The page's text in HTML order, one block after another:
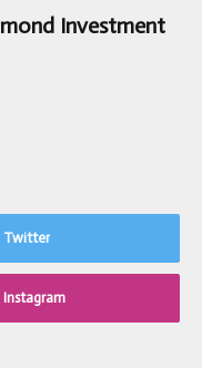
Investment
Twitter
Instagram